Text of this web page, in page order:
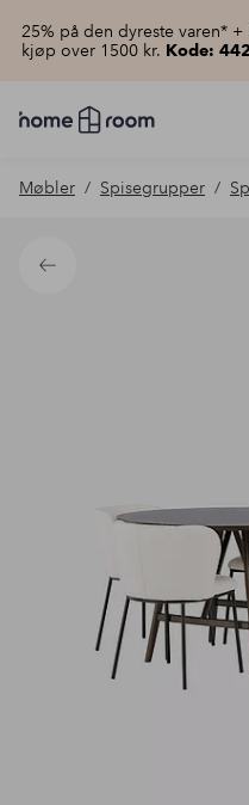
25% på den dyreste varen*
kjøp over 1500 kr. Kode:
Homeroom
–
hjemmet
pris
Møbler Spisegrupper
Tilbake